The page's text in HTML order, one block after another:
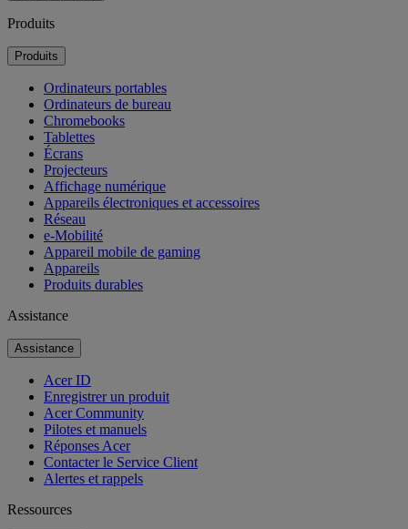
Produits
Produits
Ordinateurs portables
Ordinateurs de bureau
Chromebooks
Tablettes
Écrans
Projecteurs
Affichage numérique
Appareils électroniques et accessoires
Réseau
e-Mobilité
Appareil mobile de gaming
Appareils
Produits durables
Assistance
Assistance
Acer ID
Enregistrer un produit
Acer Community
Pilotes et manuels
Réponses Acer
Contacter le Service Client
Alertes et rappels
Ressources